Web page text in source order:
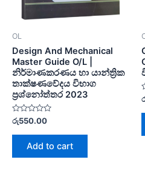
OL
Design And Mechanical
Master Guide O/L |
නිර්මාණකරණය හා යාන්ත්‍රික
තාක්ෂණවේදය විභාග
ප්‍රශ්නෝත්තර 2023
Rated
0
out
රු550.00
Add to cart
0